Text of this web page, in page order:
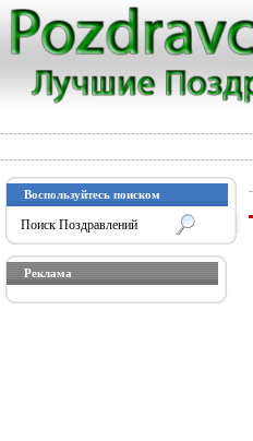
Воспользуйтесь поиском
Реклама